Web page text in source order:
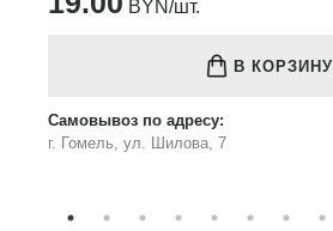
BYN/шт.
В КОРЗИНУ
Самовывоз по адресу:
г. Гомель, ул. Шилова, 7